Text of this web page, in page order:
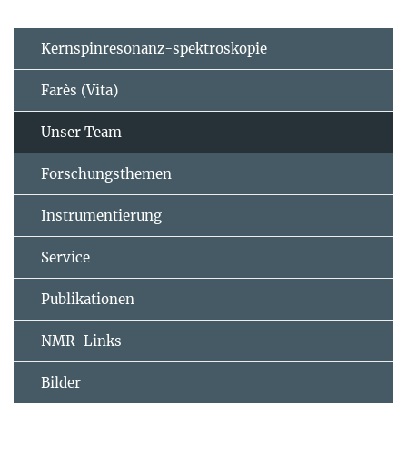
Kernspinresonanz-spektroskopie
Farès (Vita)
Unser Team
Forschungsthemen
Instrumentierung
Service
Publikationen
NMR-Links
Bilder